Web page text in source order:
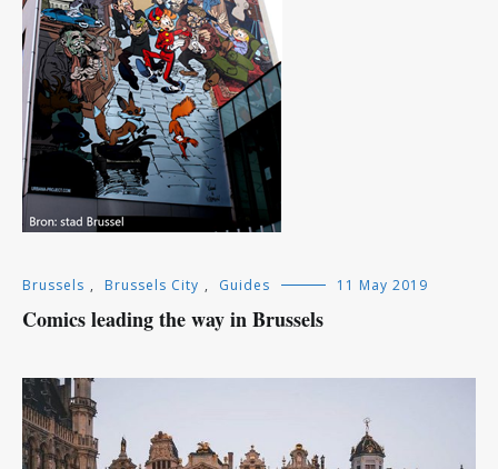
Brussels , Brussels City , Guides 11 May 2019
Comics leading the way in Brussels